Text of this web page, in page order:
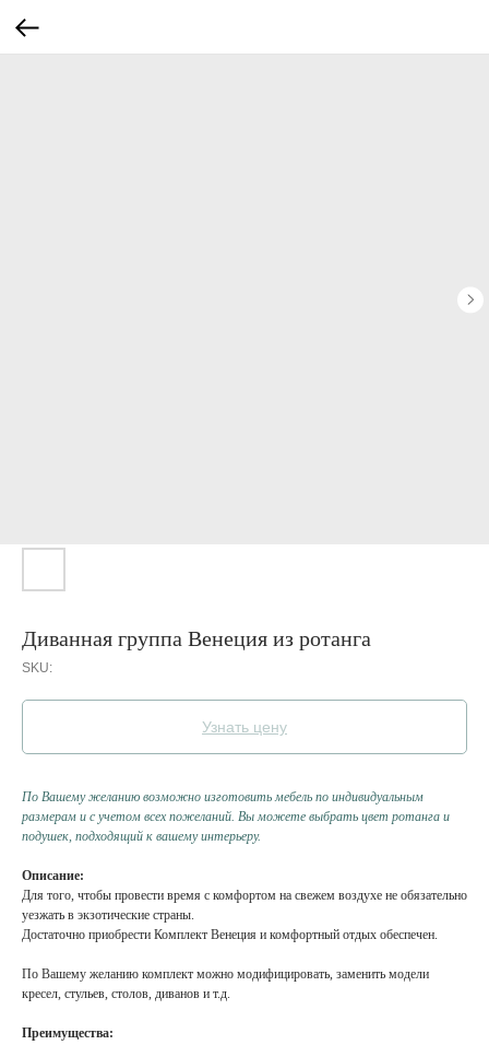
Диванная группа Венеция из ротанга
SKU:
Узнать цену
По Вашему желанию возможно изготовить мебель по индивидуальным
размерам и с учетом всех пожеланий. Вы можете выбрать цвет ротанга и
подушек, подходящий к вашему интерьеру.
Описание:
Для того, чтобы провести время с комфортом на свежем воздухе не обязательно
уезжать в экзотические страны.
Достаточно приобрести Комплект Венеция и комфортный отдых обеспечен.
По Вашему желанию комплект можно модифицировать, заменить модели
кресел, стульев, столов, диванов и т.д.
Преимущества: